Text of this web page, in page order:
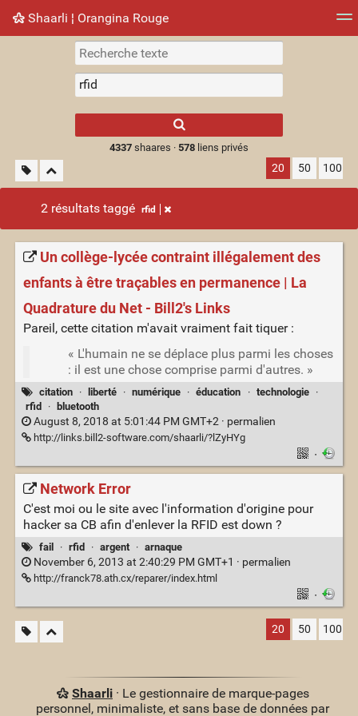
Shaarli ¦ Orangina Rouge
Nuage de tags Mur d'images
results.
4337shaares · 578liens privés
20 50 100
2 résultats taggé rfid
Un collège-lycée contraint illégalement des
enfants à être traçables en permanence | La
Quadrature du Net - Bill2's Links
Pareil, cette citation m'avait vraiment fait tiquer :
« L'humain ne se déplace plus parmi les choses
: il est une chose comprise parmi d'autres. »
citation · liberté · numérique · éducation · technologie
·
rfid
· bluetooth
August 8, 2018 at 5:01:44 PM GMT+2 · permalien
http://links.bill2-software.com/shaarli/?lZyHYg
·
Network Error
C'est moi ou le site avec l'information d'origine pour
hacker sa CB afin d'enlever la RFID est down ?
fail · rfid · argent · arnaque
November 6, 2013 at 2:40:29 PM GMT+1 · permalien
http://franck78.ath.cx/reparer/index.html
·
20 50 100
Shaarli· Le gestionnaire de marque-pages
personnel, minimaliste, et sans base de données par